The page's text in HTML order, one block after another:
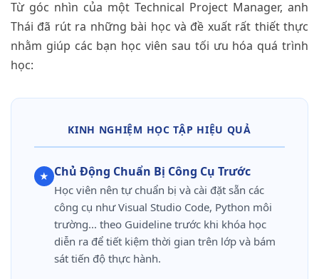
Từ góc nhìn của một Technical Project Manager, anh
Thái đã rút ra những bài học và đề xuất rất thiết thực
nhằm giúp các bạn học viên sau tối ưu hóa quá trình
học:
KINH NGHIỆM HỌC TẬP HIỆU QUẢ
★ Chủ Động Chuẩn Bị Công Cụ Trước
Học viên nên tự chuẩn bị và cài đặt sẵn các
công cụ như Visual Studio Code, Python môi
trường... theo Guideline trước khi khóa học
diễn ra để tiết kiệm thời gian trên lớp và bám
sát tiến độ thực hành.